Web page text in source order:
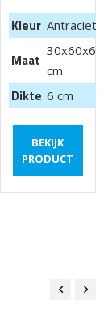
Kleur Antraciet
Maat
30x60x6
cm
Dikte 6 cm
BEKIJK
PRODUCT